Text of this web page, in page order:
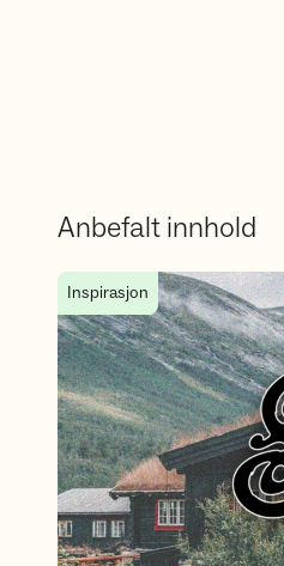
Anbefalt innhold
Velkommen til
Inspirasjon